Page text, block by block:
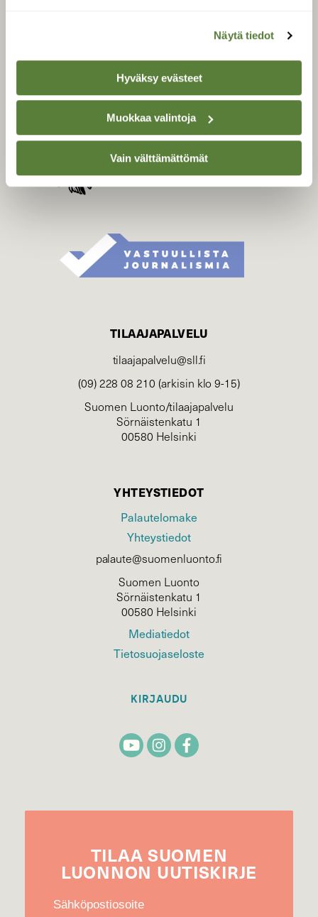
Näytä tiedot
Hyväksy evästeet
Muokkaa valintoja
Vain välttämättömät
SUOMEN LUONNON­
Suomen Luonto -lehden
kustantaja onSuomen
luonnonsuojelu­liitto.
TILAAJAPALVELU
tilaajapalvelu@sll.fi
(09) 228 08 210 (arkisin klo 9-15)
Suomen Luonto/tilaajapalvelu
Sörnäistenkatu 1
00580 Helsinki
YHTEYSTIEDOT
Palautelomake
Yhteystiedot
palaute@suomenluonto.fi
Suomen Luonto
Sörnäistenkatu 1
00580 Helsinki
Mediatiedot
Tietosuojaseloste
KIRJAUDU
TILAA SUOMEN
LUONNON UUTIS­KIRJE
Sähköpostiosoite